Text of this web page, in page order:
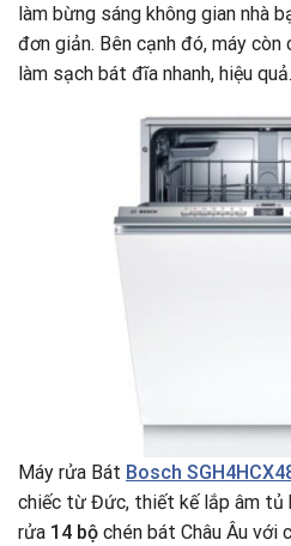
làm bừng sáng không gian nhà
đơn giản. Bên cạnh đó, máy
làm sạch bát đĩa nhanh, hiệu quả.
Máy rửa Bát Bosch
chiếc từ Đức, thiết kế lắp âm tủ
rửa 14 bộ chén bát Châu Âu với